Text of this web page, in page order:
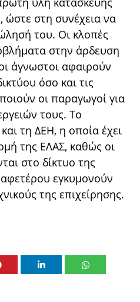
ώστε στη συνέχεια να
του. Οι κλοπές
στην άρδευση
άγνωστοι αφαιρούν
όσο και τις
οι παραγωγοί για
τους. Το
τη ΔΕΗ, η οποία έχει
της ΕΛΑΣ, καθώς οι
στο δίκτυο της
εγκυμονούν
της επιχείρησης.